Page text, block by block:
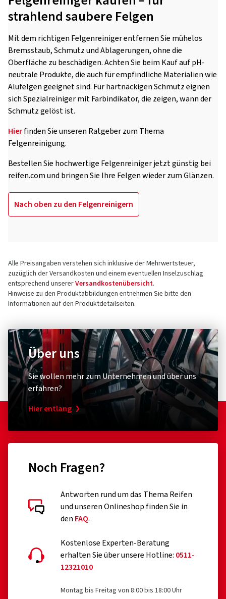
strahlend saubere Felgen
Mit dem richtigen Felgenreiniger entfernen Sie mühelos
Bremsstaub, Schmutz und Ablagerungen, ohne die
Oberfläche zu beschädigen. Achten Sie beim Kauf auf pH-
neutrale Produkte, die auch für empfindliche Materialien wie
Alufelgen geeignet sind. Für hartnäckigen Schmutz eignen
sich Spezialreiniger mit Farbindikator, die zeigen, wann der
Schmutz gelöst ist.
Hierfinden Sie unseren Ratgeber zum Thema
Felgenreinigung.
Bestellen Sie hochwertige Felgenreiniger jetzt günstig bei
reifen.com und bringen Sie Ihre Felgen wieder zum Glänzen.
Nach oben zu den Felgenreinigern
Alle Preisangaben verstehen sich inklusive der Mehrwertsteuer,
zuzüglich der Versandkosten und einem eventuellen Inselzuschlag
entsprechend unsererVersandkostenübersicht.
Hinweise zu den Produktabbildungen entnehmen Sie bitte den
Informationen auf den Produktdetailseiten.
Über uns
Sie wollen mehr zum Unternehmen und über uns
erfahren?
Hier entlang
Noch Fragen?
Antworten rund um das Thema Reifen
und unseren Onlineshop finden Sie in
den FAQ.
Kostenlose Experten-Beratung
erhalten Sie über unsere Hotline: 0511-
12321010
Montag bis Freitag von 8:00 bis 18:00 Uhr